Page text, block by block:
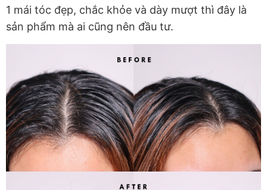
1 mái tóc đẹp, chắc khỏe và dày mượt thì đây là
sản phẩm mà ai cũng nên đầu tư.